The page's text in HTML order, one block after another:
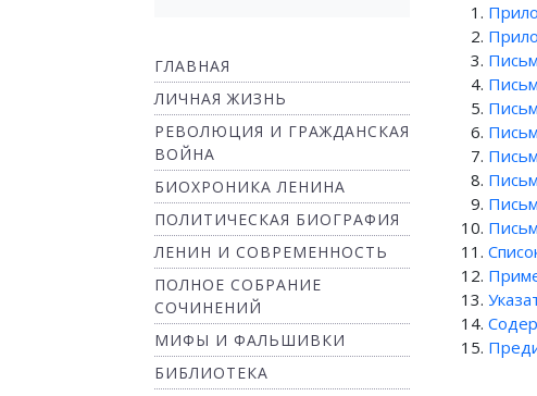
ГЛАВНАЯ
ЛИЧНАЯ ЖИЗНЬ
РЕВОЛЮЦИЯ И ГРАЖДАНСКАЯ
ВОЙНА
БИОХРОНИКА ЛЕНИНА
ПОЛИТИЧЕСКАЯ БИОГРАФИЯ
ЛЕНИН И СОВРЕМЕННОСТЬ
ПОЛНОЕ СОБРАНИЕ
СОЧИНЕНИЙ
МИФЫ И ФАЛЬШИВКИ
БИБЛИОТЕКА